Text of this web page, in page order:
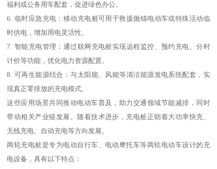
福利或公务用车配套，促进绿色办公。
6. 临时应急充电：移动充电桩可用于救援抛锚电动车或特殊活动临
时供电，增加用电灵活性。
7. 智能充电管理：通过联网充电桩实现远程监控、预约充电、分时
计价等功能，优化电力资源配置。
8. 可再生能源结合：与太阳能、风能等清洁能源发电系统配套，实
现真正零排放的充电模式。
这些应用场景共同推动电动车普及，助力交通领域节能减排，同时
带动相关产业链发展。随着技术进步，充电桩正朝着大功率快充、
无线充电、自动充电等方向发展。
两轮充电桩是专为电动自行车、电动摩托车等两轮电动车设计的充
电设备，具有以下特点：